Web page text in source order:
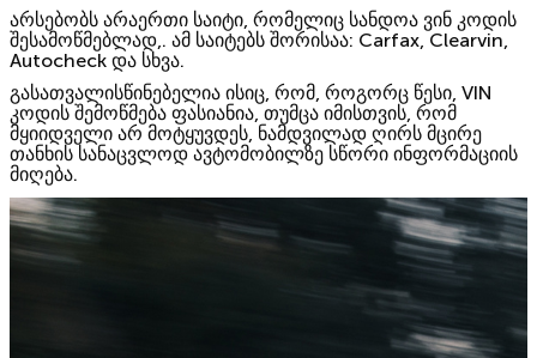
არსებობს არაერთი საიტი, რომელიც სანდოა ვინ კოდის
შესამოწმებლად,. ამ საიტებს შორისაა: Carfax, Clearvin,
Autocheck და სხვა.
გასათვალისწინებელია ისიც, რომ, როგორც წესი, VIN
კოდის შემოწმება ფასიანია, თუმცა იმისთვის, რომ
მყიიდველი არ მოტყუვდეს, ნამდვილად ღირს მცირე
თანხის სანაცვლოდ ავტომობილზე სწორი ინფორმაციის
მიღება.